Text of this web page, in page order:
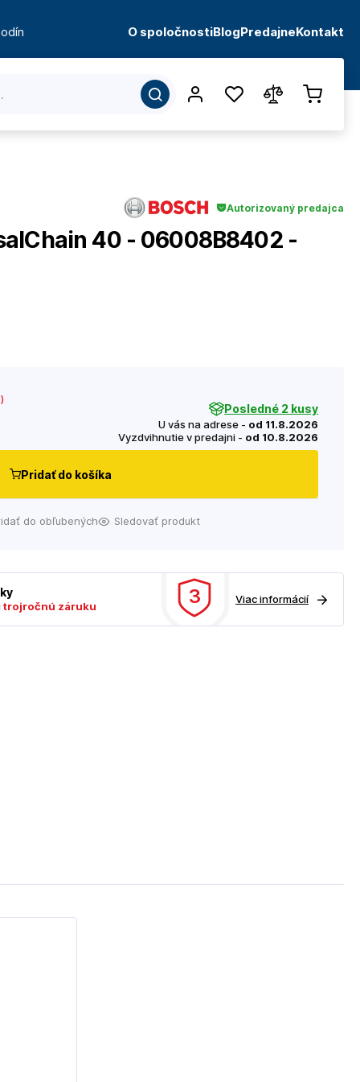
O spoločnostiBlogPredajneKontakt
Autorizovaný predajca
40 - 06008B8402 -
)
Posledné 2 kusy
U vás na adrese - od 11.8.2026
Vyzdvihnutie v predajni - od 10.8.2026
Pridať do košíka
do obľubených Sledovať produkt
trojročnú záruku 3 Viac informácií